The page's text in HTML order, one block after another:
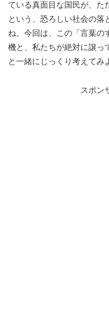
ている真面目な国民が、た
という、恐ろしい社会の落
ね。今回は、この「言葉の
機と、私たちが絶対に譲っ
と一緒にじっくり考えてみ
スポン